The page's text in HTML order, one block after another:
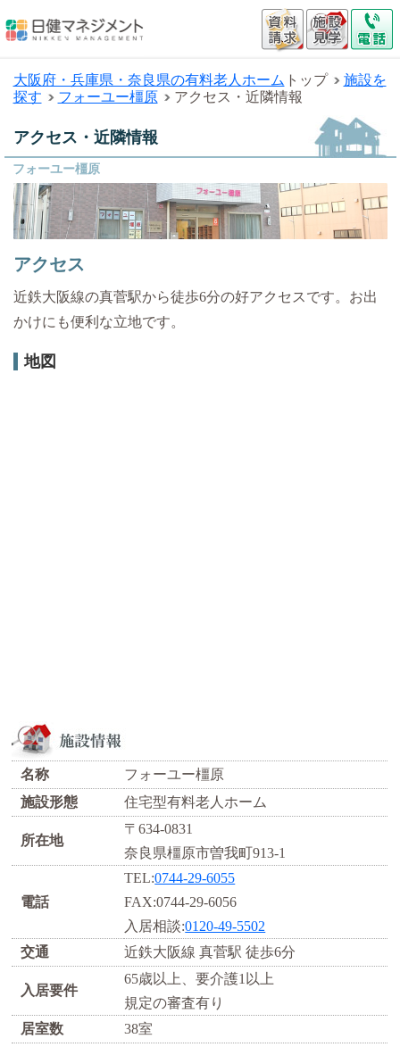
大阪府・兵庫県・奈良県の有料老人ホーム トップ
施設を
探す
フォーユー橿原 アクセス・近隣情報
フォーユー橿原
アクセス・近隣情報
アクセス
近鉄大阪線の真菅駅から徒歩6分の好アクセスです。お出
かけにも便利な立地です。
地図
名称
フォーユー橿原
施設形態
住宅型有料老人ホーム
所在地
〒634-0831
奈良県橿原市曽我町913-1
電話
TEL:0744-29-6055
FAX:0744-29-6056
入居相談:0120-49-5502
交通
近鉄大阪線 真菅駅 徒歩6分
入居要件
65歳以上、要介護1以上
規定の審査有り
居室数
38室